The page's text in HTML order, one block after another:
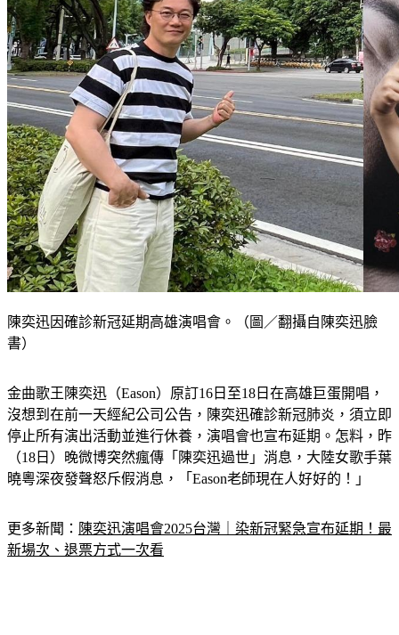
陳奕迅因確診新冠延期高雄演唱會。（圖／翻攝自陳奕迅臉
書）
金曲歌王陳奕迅（Eason）原訂16日至18日在高雄巨蛋開唱，
沒想到在前一天經紀公司公告，陳奕迅確診新冠肺炎，須立即
停止所有演出活動並進行休養，演唱會也宣布延期。怎料，昨
（18日）晚微博突然瘋傳「陳奕迅過世」消息，大陸女歌手葉
曉粵深夜發聲怒斥假消息，「Eason老師現在人好好的！」
更多新聞： 陳奕迅演唱會2025台灣｜染新冠緊急宣布延期！最
新場次、退票方式一次看